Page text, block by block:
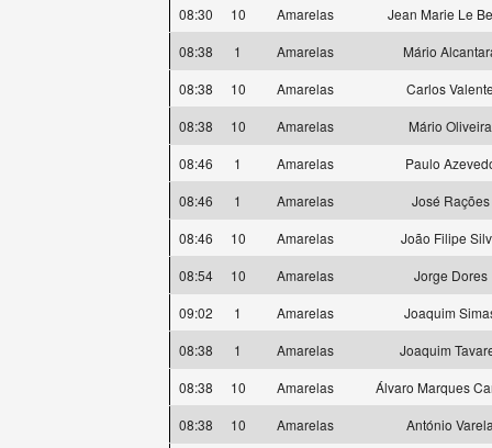
08:30
10 Amarelas
Jean Marie Le
08:38
1 Amarelas
Mário
08:38
10 Amarelas
Carlos
08:38
10 Amarelas
Mário Oliveira
08:46
1 Amarelas
Paulo
08:46
1 Amarelas
José Rações
08:46
10 Amarelas
João Filipe
08:54
10 Amarelas
Jorge Dores
09:02
1 Amarelas
Joaquim
08:38
1 Amarelas
Joaquim
08:38
10 Amarelas
Álvaro Marques
08:38
10 Amarelas
António